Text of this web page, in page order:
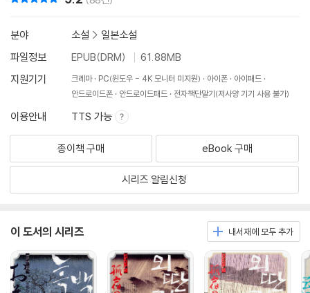
분야 소설 > 일본소설
파일정보
EPUB(DRM)
61.88MB
지원기기
크레마 PC(윈도우 - 4K 모니터 미지원) 아이폰
아이패드
안드로이드폰
안드로이드패드 전자책단말기(저사양 기기 사용 불가)
이용안내 TTS 가능
종이책 구매 eBook 구매
시리즈 알림신청
이 도서의 시리즈 내서재에 모두 추가